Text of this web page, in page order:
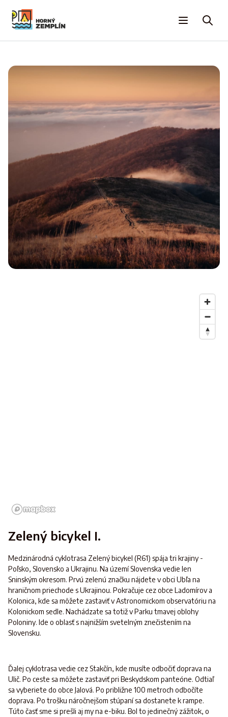
Zelený bicykel I.
Medzinárodná cyklotrasa Zelený bicykel (R61) spája tri krajiny -
Poľsko, Slovensko a Ukrajinu. Na území Slovenska vedie len
Sninským okresom. Prvú zelenú značku nájdete v obci Ubľa na
hraničnom priechode s Ukrajinou. Pokračuje cez obce Ladomírov a
Kolonica, kde sa môžete zastaviť v Astronomickom observatóriu na
Kolonickom sedle. Nachádzate sa totiž v Parku tmavej oblohy
Poloniny. Ide o oblasť s najnižším svetelným znečistením na
Slovensku.
Ďalej cyklotrasa vedie cez Stakčín, kde musíte odbočiť doprava na
Ulič. Po ceste sa môžete zastaviť pri Beskydskom panteóne. Odtiaľ
sa vyberiete do obce Jalová. Po približne 100 metroch odbočíte
doprava. Po trošku náročnejšom stúpaní sa dostanete k rampe.
Túto časť sme si prešli aj my na e-biku. Bol to jedinečný zážitok, o